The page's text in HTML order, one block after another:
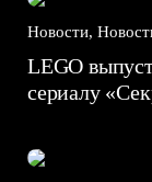
Новости,
LEGO
сериалу